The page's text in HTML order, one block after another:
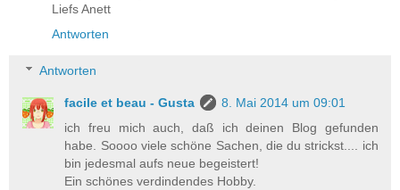
Liefs Anett
Antworten
Antworten
facile et beau - Gusta
8. Mai 2014 um 09:01
ich freu mich auch, daß ich deinen Blog gefunden
habe. Soooo viele schöne Sachen, die du strickst.... ich
bin jedesmal aufs neue begeistert!
Ein schönes verdindendes Hobby.